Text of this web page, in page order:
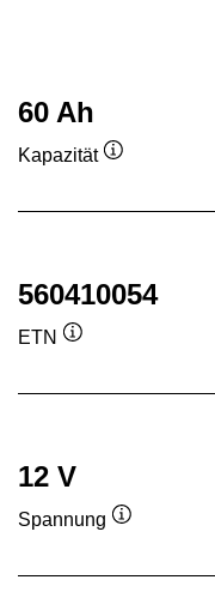
60 Ah
Kapazität
560410054
ETN
12 V
Spannung